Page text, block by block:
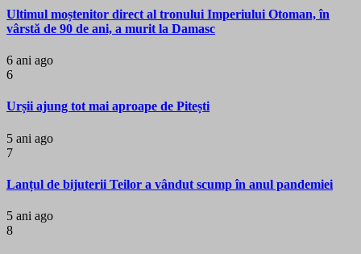
Ultimul moștenitor direct al tronului Imperiului Otoman, în
vârstă de 90 de ani, a murit la Damasc
6 ani ago
6
Urșii ajung tot mai aproape de Pitești
5 ani ago
7
Lanțul de bijuterii Teilor a vândut scump în anul pandemiei
5 ani ago
8